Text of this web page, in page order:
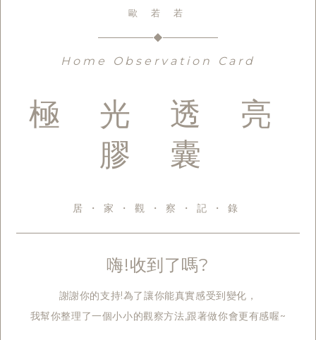
歐 若 若
◆
Home Observation Card
極 光 透 亮
膠 囊
居・家・觀・察・記・錄
嗨!收到了嗎?
謝謝你的支持!為了讓你能真實感受到變化，
我幫你整理了一個小小的觀察方法,跟著做你會更有感喔~